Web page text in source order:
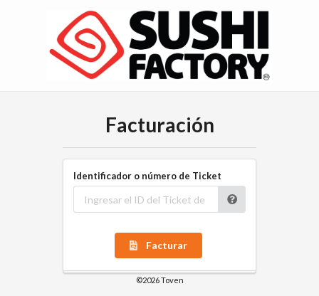
Facturación
Identificador o número de Ticket
Facturar
©2026 Toven